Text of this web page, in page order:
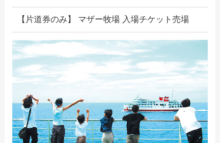
【片道券のみ】 マザー牧場 入場チケット売場